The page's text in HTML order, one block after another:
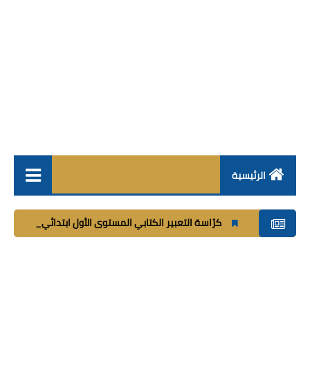
الرئيسية
فروض
جذاذات
كرّاسة التعبير الكتابي المستوى الأول ابتدائي_ شغب أثناء مباراة